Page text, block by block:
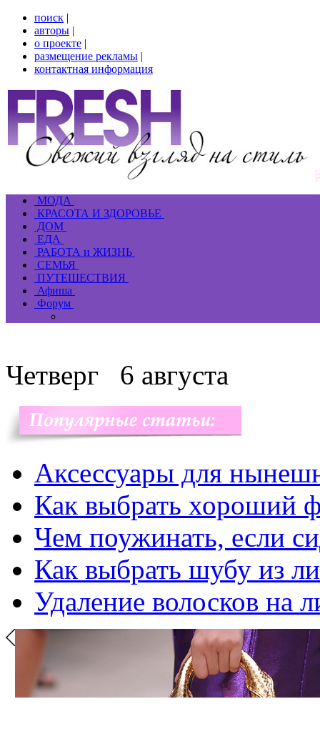
поиск |
авторы |
о проекте |
размещение рекламы |
контактная информация
МОДА
КРАСОТА И ЗДОРОВЬЕ
ДОМ
ЕДА
РАБОТА и ЖИЗНЬ
СЕМЬЯ
ПУТЕШЕСТВИЯ
Афиша
Форум
Четверг 6 августа
Аксессуары для
Как выбрать хороший
Чем поужинать, если
Как выбрать шубу из
Удаление волосков на